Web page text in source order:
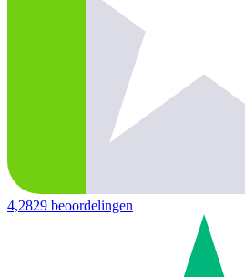
4,2829 beoordelingen